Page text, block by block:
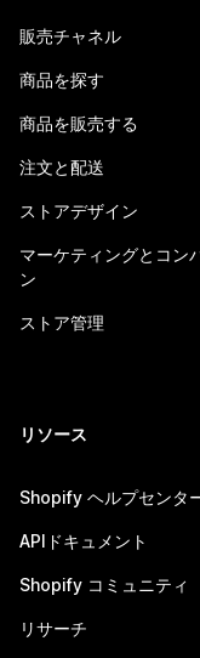
販売チャネル
商品を探す
商品を販売する
注文と配送
ストアデザイン
マーケティングとコン
ン
ストア管理
リソース
Shopify ヘルプセンタ
APIドキュメント
Shopify コミュニティ
リサーチ